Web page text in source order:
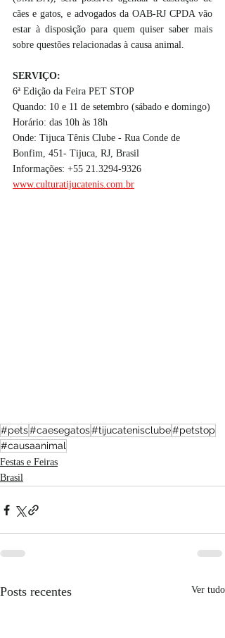
cães e gatos, e advogados da OAB-RJ CPDA vão
estar à disposição para quem quiser saber mais
sobre questões relacionadas à causa animal.
SERVIÇO:
6ª Edição da Feira PET STOP
Quando: 10 e 11 de setembro (sábado e domingo)
Horário: das 10h às 18h
Onde: Tijuca Tênis Clube - Rua Conde de
Bonfim, 451- Tijuca, RJ, Brasil
Informações: +55 21.3294-9326
www.culturatijucatenis.com.br
#pets#caesegatos#tijucatenisclube#petstop
#causaanimal
Festas e Feiras
Brasil
Posts recentes Ver tudo